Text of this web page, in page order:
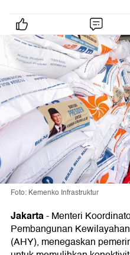
Foto: Kemenko Infrastruktur
Jakarta-Menteri
Pembangunan
(AHY), menegaskan